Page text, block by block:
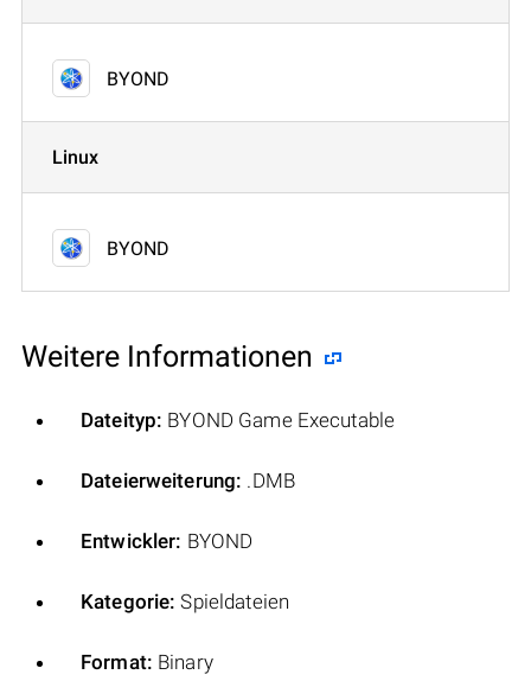
BYOND
Linux
BYOND
Weitere Informationen
Dateityp: BYOND Game Executable
Dateierweiterung: .DMB
Entwickler: BYOND
Kategorie: Spieldateien
Format: Binary